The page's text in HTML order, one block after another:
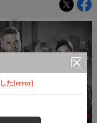
た[error]